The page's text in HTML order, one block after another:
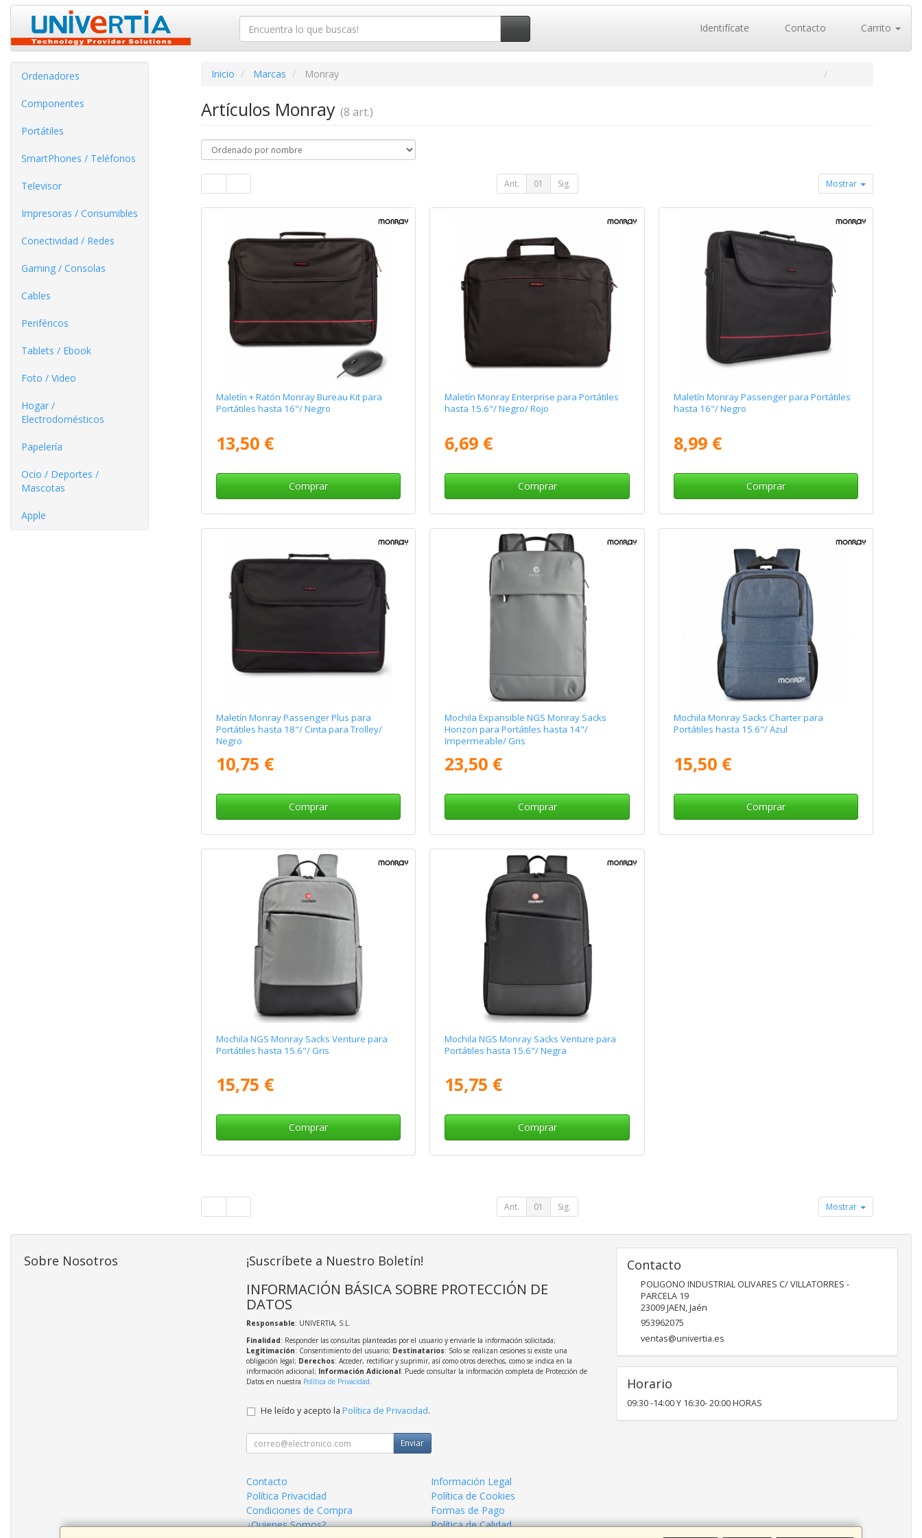
Identifícate Contacto Carrito
Ordenadores
Componentes
Portátiles
SmartPhones / Teléfonos
Televisor
Impresoras / Consumibles
Conectividad / Redes
Gaming / Consolas
Cables
Periféricos
Tablets / Ebook
Foto / Video
Hogar /
Electrodomésticos
Papelería
Ocio / Deportes /
Mascotas
Apple
Inicio Marcas Monray
Artículos Monray (8 art.)
Ant. 01 Sig. Mostrar
Maletín + Ratón Monray Bureau Kit para
Portátiles hasta 16"/ Negro
13,50 €
Comprar
Maletín Monray Enterprise para Portátiles
hasta 15.6"/ Negro/ Rojo
6,69 €
Comprar
Maletín Monray Passenger para Portátiles
hasta 16"/ Negro
8,99 €
Comprar
Maletín Monray Passenger Plus para
Portátiles hasta 18"/ Cinta para Trolley/
Negro
10,75 €
Comprar
Mochila Expansible NGS Monray Sacks
Horizon para Portátiles hasta 14"/
Impermeable/ Gris
23,50 €
Comprar
Mochila Monray Sacks Charter para
Portátiles hasta 15.6"/ Azul
15,50 €
Comprar
Mochila NGS Monray Sacks Venture para
Portátiles hasta 15.6"/ Gris
15,75 €
Comprar
Mochila NGS Monray Sacks Venture para
Portátiles hasta 15.6"/ Negra
15,75 €
Comprar
Ant. 01 Sig. Mostrar
Sobre Nosotros ¡Suscríbete a Nuestro Boletín!
INFORMACIÓN BÁSICA SOBRE PROTECCIÓN DE
DATOS
Responsable: UNIVERTIA, S.L.
Finalidad: Responder las consultas planteadas por el usuario y enviarle la información solicitada;
Legitimación: Consentimiento del usuario; Destinatarios: Solo se realizan cesiones si existe una
obligación legal; Derechos: Acceder, rectificar y suprimir, así como otros derechos, como se indica en la
información adicional; Información Adicional: Puede consultar la información completa de Protección de
Datos en nuestra Política de Privacidad.
He leído y acepto la Política de Privacidad.
Enviar
Contacto
Información Legal
Política Privacidad
Política de Cookies
Condiciones de Compra
Formas de Pago
¿Quienes Somos?
Política de Calidad
Contacto
POLIGONO INDUSTRIAL OLIVARES C/ VILLATORRES -
PARCELA 19
23009JAEN,Jaén
953962075
ventas@univertia.es
Horario
09:30 -14:00 Y 16:30- 20:00 HORAS